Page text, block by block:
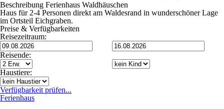
Beschreibung Ferienhaus Waldhäuschen
Haus für 2-4 Personen direkt am Waldesrand in wunderschöner Lage
im Ortsteil Eichgraben.
Preise & Verfügbarkeiten
Reisezeitraum:
Reisende:
Haustiere:
Verfügbarkeit prüfen...
Ferienhaus